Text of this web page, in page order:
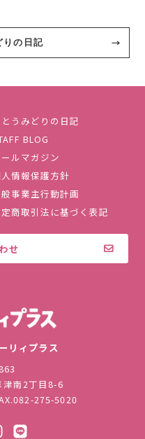
りの日記
うみどりの日記
BLOG
ルマガジン
情報保護方針
事業主行動計画
商取引法に基づく表記
せ
リィプラス
南2丁目8-6
275-5020